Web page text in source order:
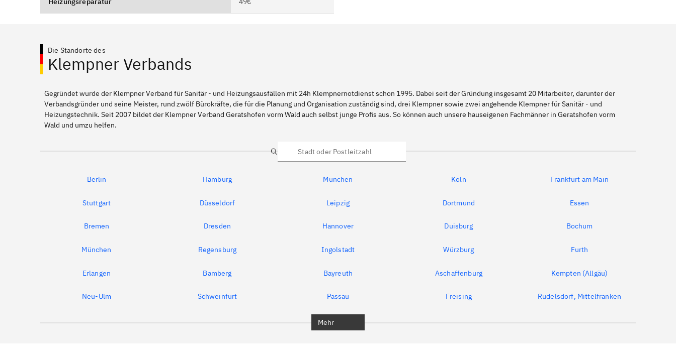
Die Standorte des
Klempner Verbands
Gegründet wurde der Klempner Verband für Sanitär - und Heizungsausfällen mit 24h Klempnernotdienst schon 1995. Dabei seit der Gründung insgesamt 20 Mitarbeiter, darunter der
Verbandsgründer und seine Meister, rund zwölf Bürokräfte, die für die Planung und Organisation zuständig sind, drei Klempner sowie zwei angehende Klempner für Sanitär - und
Heizungstechnik. Seit 2007 bildet der Klempner Verband Geratshofen vorm Wald auch selbst junge Profis aus. So können auch unsere hauseigenen Fachmänner in Geratshofen vorm
Wald und umzu helfen.
Suche
Berlin Hamburg München Köln Frankfurt am Main
Stuttgart Düsseldorf Leipzig Dortmund Essen
Bremen Dresden Hannover Duisburg Bochum
München Regensburg Ingolstadt Würzburg Furth
Erlangen Bamberg Bayreuth Aschaffenburg Kempten (Allgäu)
Neu-Ulm Schweinfurt Passau Freising Rudelsdorf, Mittelfranken
Mehr